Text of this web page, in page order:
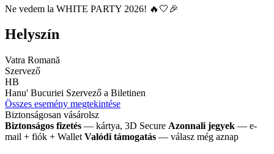
Ne vedem la WHITE PARTY 2026! 🔥🤍🎉
Helyszín
Vatra Romană
Szervező
HB
Hanu' Bucuriei Szervező a Biletinen
Összes esemény megtekintése
Biztonságosan vásárolsz
Biztonságos fizetés — kártya, 3D Secure Azonnali jegyek — e-
mail + fiók + Wallet Valódi támogatás — válasz még aznap